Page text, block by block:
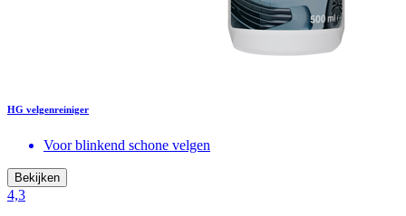
HG velgenreiniger
Voor blinkend schone velgen
Bekijken
4,3